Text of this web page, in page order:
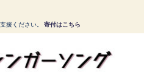
援ください。 寄付はこちら